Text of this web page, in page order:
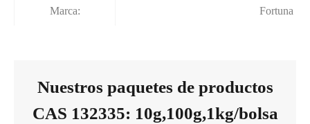
Marca: Fortuna
Nuestros paquetes de productos
CAS 132335: 10g,100g,1kg/bolsa